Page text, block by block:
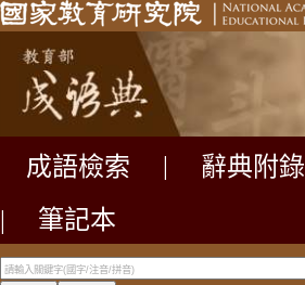
成語檢索 辭典附錄
|
筆記本